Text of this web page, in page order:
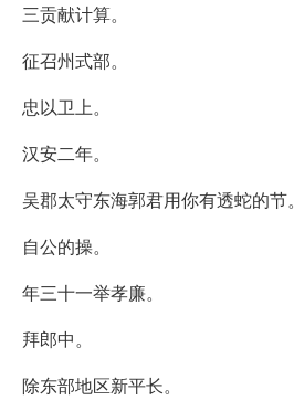
三贡献计算。
征召州式部。
忠以卫上。
汉安二年。
吴郡太守东海郭君用你有透蛇的节。
自公的操。
年三十一举孝廉。
拜郎中。
除东部地区新平长。